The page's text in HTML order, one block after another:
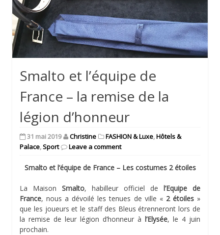
Smalto et l’équipe de
France – la remise de la
légion d’honneur
31 mai 2019 Christine FASHION & Luxe,Hôtels &
Palace,Sport Leave a comment
Smalto et l’équipe de France – Les costumes 2 étoiles
La Maison Smalto, habilleur officiel de l’Equipe de
France, nous a dévoilé les tenues de ville « 2 étoiles»
que les joueurs et le staff des Bleus étrenneront lors de
la remise de leur légion d’honneur à l’Elysée, le 4 juin
prochain.